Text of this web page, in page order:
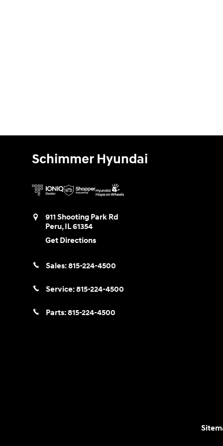
Schimmer Hyundai
911 Shooting Park Rd
Peru,IL61354
Get Directions
Sales:815-224-4500
Service:815-224-4500
Parts:815-224-4500